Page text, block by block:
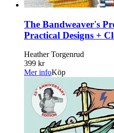
The Bandweaver's
Practical Designs +
Heather Torgenrud
399 kr
Mer infoKöp